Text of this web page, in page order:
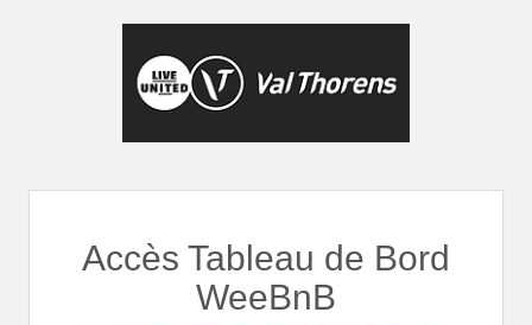
Accès Tableau de Bord
WeeBnB